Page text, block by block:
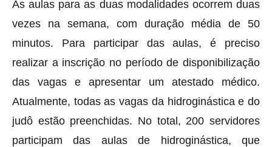
As aulas para as duas modalidades ocorrem duas
vezes na semana, com duração média de 50
minutos. Para participar das aulas, é preciso
realizar a inscrição no período de disponibilização
das vagas e apresentar um atestado médico.
Atualmente, todas as vagas da hidroginástica e do
judô estão preenchidas. No total, 200 servidores
participam das aulas de hidroginástica, que